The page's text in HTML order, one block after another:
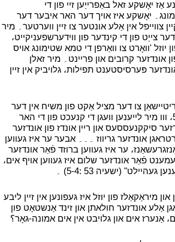
אַז יאָשקע זאל באַפרייַען זיי פון די
יאָשקע איז אויך דער האר איבער דער
צווייפל אין אַלע אונטער צו זיין ווערטער۔ מיר
צייַט פון די קינדער פון ווידערשפעניקייט،
יוזל 'וואָרט צו וואַרפן די טמא שטימונג אויס
אונדזער קרובים און פריינט۔ מיר זאלן
פּערסיסטענט תפילות، גלויביק אין זיין
צו דער מציל אַקט פון משיח אין דער
גרויס נבואה פון ישעיה 53، ווו מיר לייענען וועגן די קנעכט פון די האר
סיקקנעססעס און ריין אונדז פון אונדזער
אונדזער גריווז ۔۔۔ אבער ער איז געווען
ער איז געווען ברוזד פֿאַר אונדזער
פֿאַר אונדזער שלום איז געווען אויף אים،
(ישעיה 53 :5-4) ۔
מיראַקאַלז פון יוזל איז געפונען אין זיין ליבע
אַלע אונדזער חולאתן און זינד אַנשטאָט פון
אַנערז אים און גלויבט אין אים אמונה-גאָר؟